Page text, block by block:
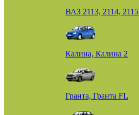
ВАЗ 2113, 2114, 2115
Калина, Калина 2
Гранта, Гранта FL